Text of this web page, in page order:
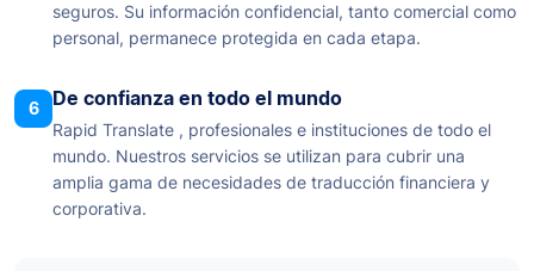
seguros. Su información confidencial, tanto comercial como
personal, permanece protegida en cada etapa.
6 De confianza en todo el mundo
Rapid Translate , profesionales e instituciones de todo el
mundo. Nuestros servicios se utilizan para cubrir una
amplia gama de necesidades de traducción financiera y
corporativa.